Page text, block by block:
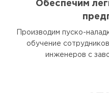
Обеспечим
Производим пуско-
обучение
инженеров с